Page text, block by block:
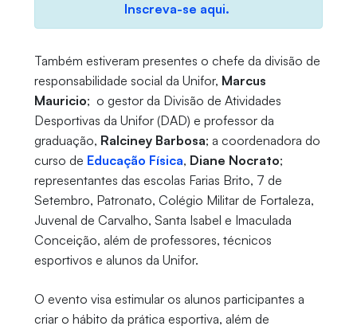
Inscreva-se aqui.
Também estiveram presentes o chefe da divisão de
responsabilidade social da Unifor, Marcus
Mauricio; o gestor da Divisão de Atividades
Desportivas da Unifor (DAD) e professor da
graduação, Ralciney Barbosa; a coordenadora do
curso de Educação Física, Diane Nocrato;
representantes das escolas Farias Brito, 7 de
Setembro, Patronato, Colégio Militar de Fortaleza,
Juvenal de Carvalho, Santa Isabel e Imaculada
Conceição, além de professores, técnicos
esportivos e alunos da Unifor.
O evento visa estimular os alunos participantes a
criar o hábito da prática esportiva, além de